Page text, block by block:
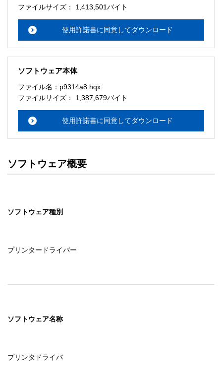
ファイルサイズ： 1,413,501バイト
使用許諾書に同意してダウンロード
ソフトウェア本体
ファイル名：p9314a8.hqx
ファイルサイズ： 1,387,679バイト
使用許諾書に同意してダウンロード
ソフトウェア概要
ソフトウェア種別
プリンタードライバー
ソフトウェア名称
プリンタドライバ